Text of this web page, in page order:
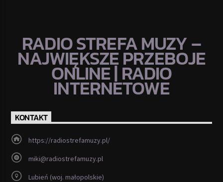
RADIO STREFA MUZY –
NAJWIĘKSZE PRZEBOJE
ONLINE | RADIO
INTERNETOWE
KONTAKT
https://radiostrefamuzy.pl/
miki@radiostrefamuzy.pl
Lubień (woj. małopolskie)